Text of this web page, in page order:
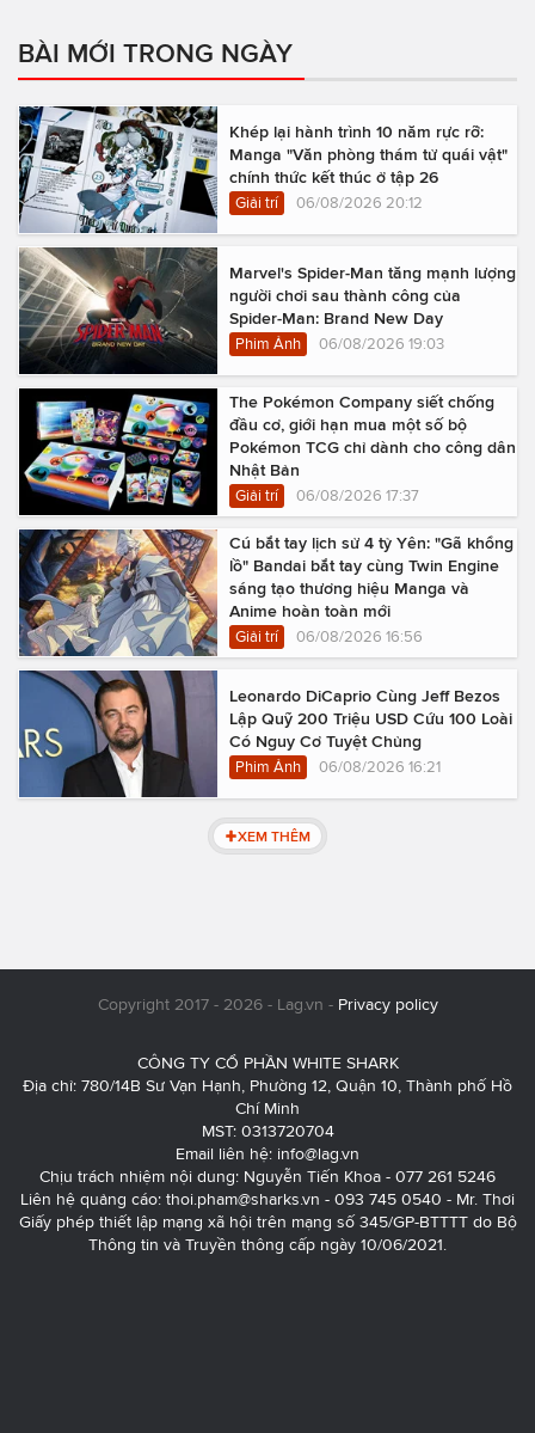
BÀI MỚI TRONG NGÀY
Khép lại hành trình 10 năm rực rỡ:
Manga "Văn phòng thám tử quái vật"
chính thức kết thúc ở tập 26
Giải trí 06/08/2026 20:12
Marvel's Spider-Man tăng mạnh lượng
người chơi sau thành công của
Spider-Man: Brand New Day
Phim Ảnh 06/08/2026 19:03
The Pokémon Company siết chống
đầu cơ, giới hạn mua một số bộ
Pokémon TCG chỉ dành cho công dân
Nhật Bản
Giải trí 06/08/2026 17:37
Cú bắt tay lịch sử 4 tỷ Yên: "Gã khổng
lồ" Bandai bắt tay cùng Twin Engine
sáng tạo thương hiệu Manga và
Anime hoàn toàn mới
Giải trí 06/08/2026 16:56
Leonardo DiCaprio Cùng Jeff Bezos
Lập Quỹ 200 Triệu USD Cứu 100 Loài
Có Nguy Cơ Tuyệt Chủng
Phim Ảnh 06/08/2026 16:21
XEM THÊM
Copyright 2017 - 2026 - Lag.vn - Privacy policy
CÔNG TY CỔ PHẦN WHITE SHARK
Địa chỉ: 780/14B Sư Vạn Hạnh, Phường 12, Quận 10, Thành phố Hồ
Chí Minh
MST: 0313720704
Email liên hệ: info@lag.vn
Chịu trách nhiệm nội dung: Nguyễn Tiến Khoa - 077 261 5246
Liên hệ quảng cáo: thoi.pham@sharks.vn - 093 745 0540 - Mr. Thơi
Giấy phép thiết lập mạng xã hội trên mạng số 345/GP-BTTTT do Bộ
Thông tin và Truyền thông cấp ngày 10/06/2021.